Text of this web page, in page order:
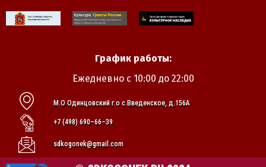
График работы:
Ежедневно с 10:00 до 22:00
М.О Одинцовский г.о с.Введенское, д.156А
+7 (498) 690–66–39
sdkogonek@gmail.com